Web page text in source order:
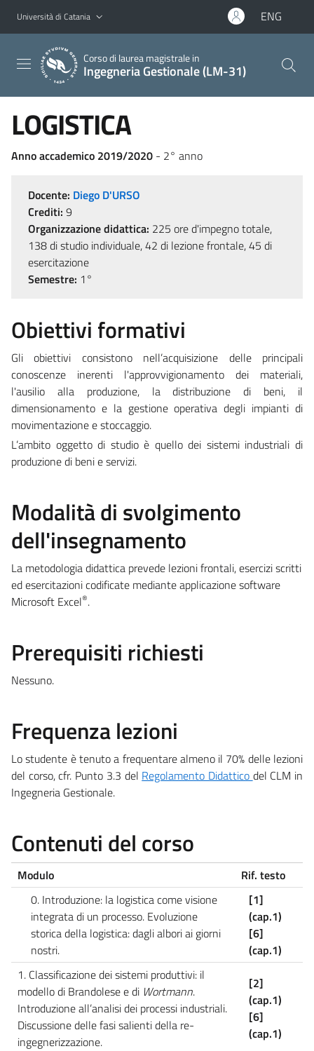
Vai al contenuto principale
Vai al menu di navigazione
Università di Catania ENG
Corso di laurea magistrale in
Ingegneria Gestionale (LM-31)
LOGISTICA
Anno accademico 2019/2020 - 2° anno
Docente: Diego D'URSO
Crediti: 9
Organizzazione didattica: 225 ore d'impegno totale,
138 di studio individuale, 42 di lezione frontale, 45 di
esercitazione
Semestre: 1°
Obiettivi formativi
Gli obiettivi consistono nell’acquisizione delle principali
conoscenze inerenti l'approvvigionamento dei materiali,
l'ausilio alla produzione, la distribuzione di beni, il
dimensionamento e la gestione operativa degli impianti di
movimentazione e stoccaggio.
L’ambito oggetto di studio è quello dei sistemi industriali di
produzione di beni e servizi.
Modalità di svolgimento
dell'insegnamento
La metodologia didattica prevede lezioni frontali, esercizi scritti
ed esercitazioni codificate mediante applicazione software
Microsoft Excel®.
Prerequisiti richiesti
Nessuno.
Frequenza lezioni
Lo studente è tenuto a frequentare almeno il 70% delle lezioni
del corso, cfr. Punto 3.3 del Regolamento Didattico del CLM in
Ingegneria Gestionale.
Contenuti del corso
Modulo
Rif. testo
0. Introduzione: la logistica come visione
integrata di un processo. Evoluzione
storica della logistica: dagli albori ai giorni
nostri.
[1]
(cap.1)
[6]
(cap.1)
1. Classificazione dei sistemi produttivi: il
modello di Brandolese e di Wortmann.
Introduzione all’analisi dei processi industriali.
Discussione delle fasi salienti della re-
ingegnerizzazione.
[2]
(cap.1)
[6]
(cap.1)